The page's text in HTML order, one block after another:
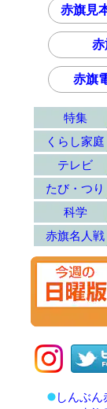
赤旗見
赤
赤旗
特集
くらし家庭
テレビ
たび・つり
科学
赤旗名人戦
しんぶん